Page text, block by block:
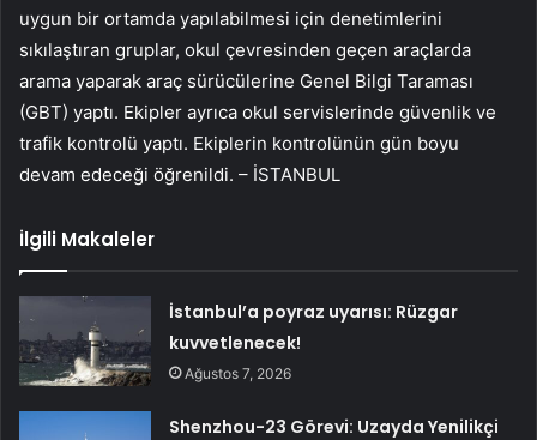
uygun bir ortamda yapılabilmesi için denetimlerini
sıkılaştıran gruplar, okul çevresinden geçen araçlarda
arama yaparak araç sürücülerine Genel Bilgi Taraması
(GBT) yaptı. Ekipler ayrıca okul servislerinde güvenlik ve
trafik kontrolü yaptı. Ekiplerin kontrolünün gün boyu
devam edeceği öğrenildi. – İSTANBUL
İlgili Makaleler
İstanbul’a poyraz uyarısı: Rüzgar
kuvvetlenecek!
Ağustos 7, 2026
Shenzhou-23 Görevi: Uzayda Yenilikçi